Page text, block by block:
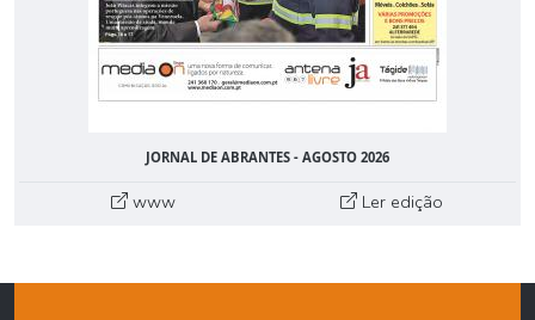
JORNAL DE ABRANTES - AGOSTO 2026
www Ler edição